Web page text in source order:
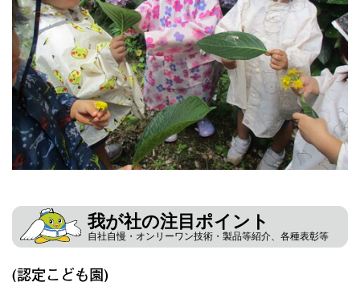
我が社の注目ポイント
自社自慢・オンリーワン技術・製品等紹介、各種表彰等
(認定こども園)